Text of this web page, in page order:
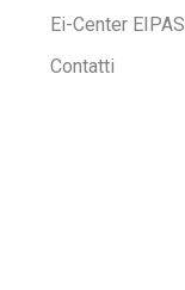
Ei-Center
Contatti